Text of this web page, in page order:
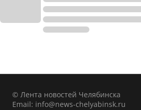
© Лента новостей Челябинска
Email: info@news-chelyabinsk.ru